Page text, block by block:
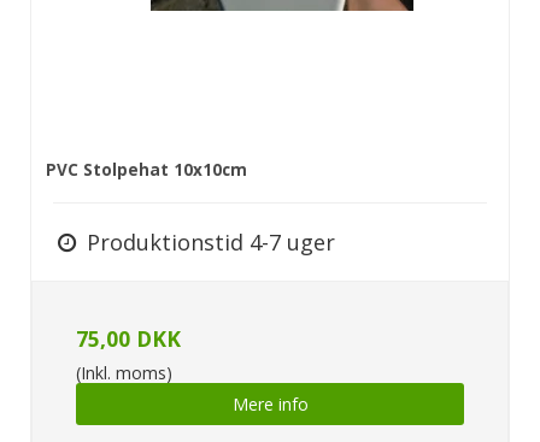
PVC Stolpehat 10x10cm
Produktionstid 4-7 uger
75,00 DKK
(Inkl. moms)
Mere info